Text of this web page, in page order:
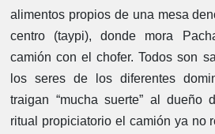
alimentos propios de una mesa
centro (taypi), donde mora
camión con el chofer. Todos son
los seres de los diferentes
traigan “mucha suerte” al dueño
ritual propiciatorio el camión ya no